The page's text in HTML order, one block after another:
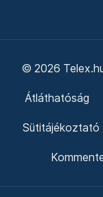
© 2026
Átláthatóság
Sütitájékoztató